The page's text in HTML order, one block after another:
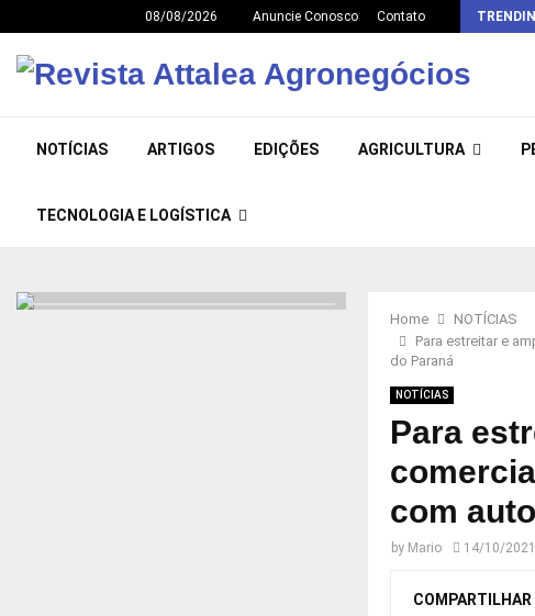
08/08/2026 Anuncie Conosco Contato
NOTÍCIAS ARTIGOS EDIÇÕES AGRICULTURA
TECNOLOGIA E LOGÍSTICA
Home
NOTÍCIAS
Para estreitar e
do Paraná
NOTÍCIAS
Para
com
by Mario 14/10/2021
COMPARTILHAR